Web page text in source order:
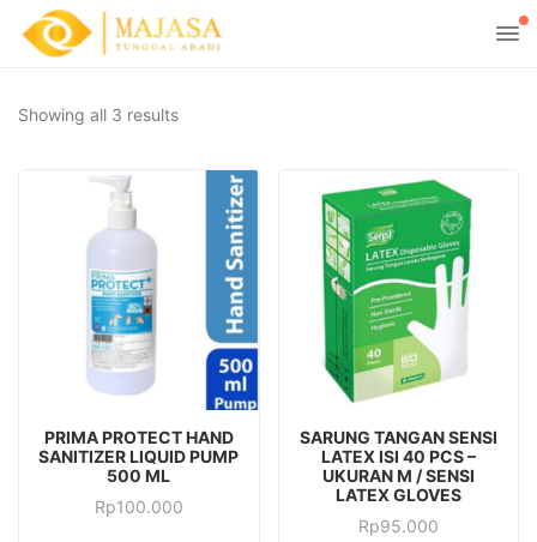
Showing all 3 results
ADD TO CART
PRIMA PROTECT HAND
SANITIZER LIQUID PUMP
500 ML
Rp100.000
ADD TO CART
SARUNG TANGAN SENSI
LATEX ISI 40 PCS –
UKURAN M / SENSI
LATEX GLOVES
Rp95.000